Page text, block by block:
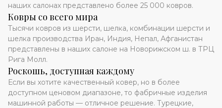
наших салонах представлено более 25 000 ковров.
Ковры со всего мира
Тысячи ковров из шерсти, шелка, комбинации шерсти и
шелка производства Иран, Индия, Непал, Афганистан
представлены в наших салоне на Новорижском ш. в ТРЦ
Рига Молл.
Роскошь, доступная каждому
Если вы хотите качественный ковер, но в более
доступном ценовом диапазоне, то фабричные изделия
машинной работы — отличное решение. Турецкие,